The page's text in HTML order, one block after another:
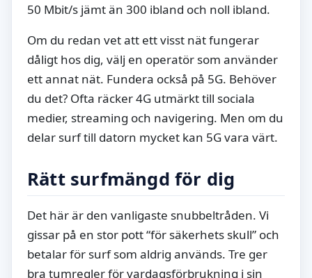
50 Mbit/s jämt än 300 ibland och noll ibland.
Om du redan vet att ett visst nät fungerar
dåligt hos dig, välj en operatör som använder
ett annat nät. Fundera också på 5G. Behöver
du det? Ofta räcker 4G utmärkt till sociala
medier, streaming och navigering. Men om du
delar surf till datorn mycket kan 5G vara värt.
Rätt surfmängd för dig
Det här är den vanligaste snubbeltråden. Vi
gissar på en stor pott “för säkerhets skull” och
betalar för surf som aldrig används. Tre ger
bra tumregler för vardagsförbrukning i sin